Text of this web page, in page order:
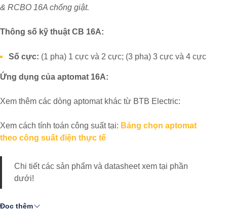
& RCBO 16A chống giật.
Thông số kỹ thuật CB 16A:
Số cực: (1 pha) 1 cực và 2 cực; (3 pha) 3 cực và 4 cực
Ứng dụng của aptomat 16A:
Xem thêm các dòng aptomat khác từ BTB Electric:
Xem cách tính toán công suất tại: Bảng chọn aptomat
theo công suất điện thực tế
Chi tiết các sản phẩm và datasheet xem tại phần
dưới!
Đọc thêm